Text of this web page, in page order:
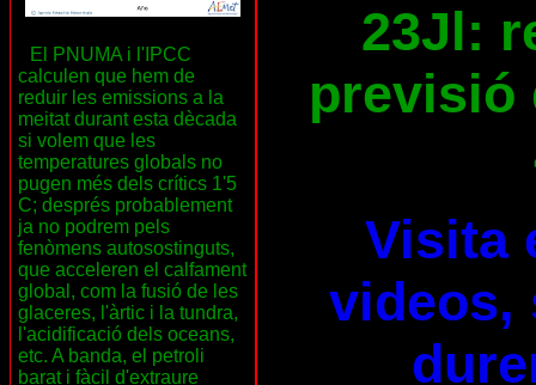
El PNUMA i l'IPCC
calculen que hem de
reduir les emissions a la
meitat durant esta dècada
si volem que les
temperatures globals no
pugen més dels crítics 1'5
C; després probablement
ja no podrem pels
fenòmens autosostinguts,
que acceleren el calfament
global, com la fusió de les
glaceres, l'àrtic i la tundra,
l'acidificació dels oceans,
etc. A banda, el petroli
barat i fàcil d'extraure
23Jl:
previsió
Visita
videos,